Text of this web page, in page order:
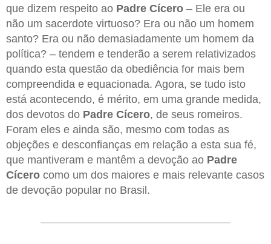
que dizem respeito ao Padre Cícero – Ele era ou
não um sacerdote virtuoso? Era ou não um homem
santo? Era ou não demasiadamente um homem da
política? – tendem e tenderão a serem relativizados
quando esta questão da obediência for mais bem
compreendida e equacionada. Agora, se tudo isto
está acontecendo, é mérito, em uma grande medida,
dos devotos do Padre Cícero, de seus romeiros.
Foram eles e ainda são, mesmo com todas as
objeções e desconfianças em relação a esta sua fé,
que mantiveram e mantêm a devoção ao Padre
Cícero como um dos maiores e mais relevante casos
de devoção popular no Brasil.